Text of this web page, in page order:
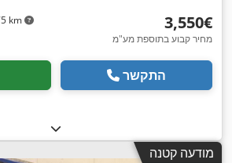
km ‏3,550 ‏€
מחיר קבוע בתוספת מע"מ
התקשר
מודעה קטנה